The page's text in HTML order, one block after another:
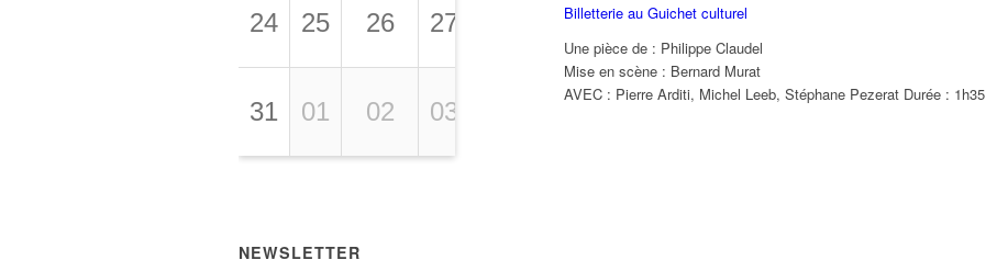
Billetterie au Guichet culturel
Une pièce de : Philippe Claudel
Mise en scène : Bernard Murat
AVEC : Pierre Arditi, Michel Leeb, Stéphane Pezerat Durée : 1h35
24 25 26 27 29 30
31 01 02 03
NEWSLETTER